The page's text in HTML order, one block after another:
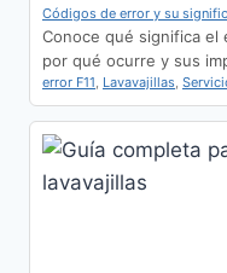
Códigos de error y su
Conoce qué significa el
por qué ocurre y sus
error F11, Lavavajillas,